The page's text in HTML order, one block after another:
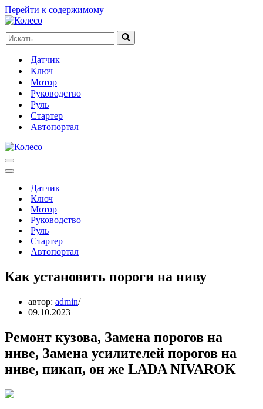
Перейти к содержимому
Искать...
Датчик
Ключ
Мотор
Руководство
Руль
Стартер
Автопортал
Меню
навигации
Меню
навигацииДатчик
Ключ
Мотор
Руководство
Руль
Стартер
Автопортал
Как установить пороги на ниву
автор: admin
09.10.2023
Ремонт кузова, Замена порогов на
ниве, Замена усилителей порогов на
ниве, пикап, он же LADA NIVAROK